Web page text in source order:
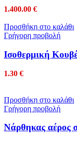
1.400.00 €
Προσθήκη στο καλάθι
Γρήγορη προβολή
Ισοθερμική
1.30 €
Προσθήκη στο καλάθι
Γρήγορη προβολή
Νάρθηκας αέρος